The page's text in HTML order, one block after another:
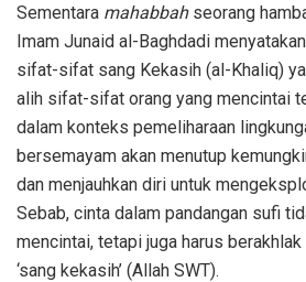
Sementara mahabbahseorang
Imam Junaid al-Baghdadi
sifat-sifat sang Kekasih (al-Khaliq)
alih sifat-sifat orang yang mencintai
dalam konteks pemeliharaan
bersemayam akan menutup
dan menjauhkan diri untuk
Sebab, cinta dalam pandangan sufi
mencintai, tetapi juga harus
‘sang kekasih’ (Allah SWT).